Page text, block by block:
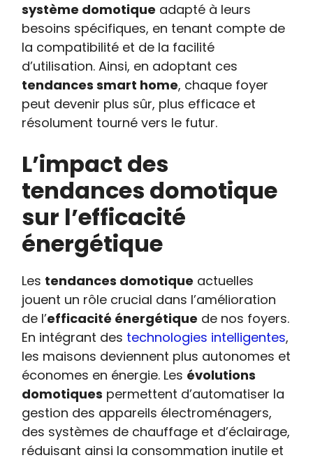
système domotique adapté à leurs
besoins spécifiques, en tenant compte de
la compatibilité et de la facilité
d’utilisation. Ainsi, en adoptant ces
tendances smart home, chaque foyer
peut devenir plus sûr, plus efficace et
résolument tourné vers le futur.
L’impact des
tendances domotique
sur l’efficacité
énergétique
Les tendances domotique actuelles
jouent un rôle crucial dans l’amélioration
de l’efficacité énergétique de nos foyers.
En intégrant des technologies intelligentes,
les maisons deviennent plus autonomes et
économes en énergie. Les évolutions
domotiques permettent d’automatiser la
gestion des appareils électroménagers,
des systèmes de chauffage et d’éclairage,
réduisant ainsi la consommation inutile et